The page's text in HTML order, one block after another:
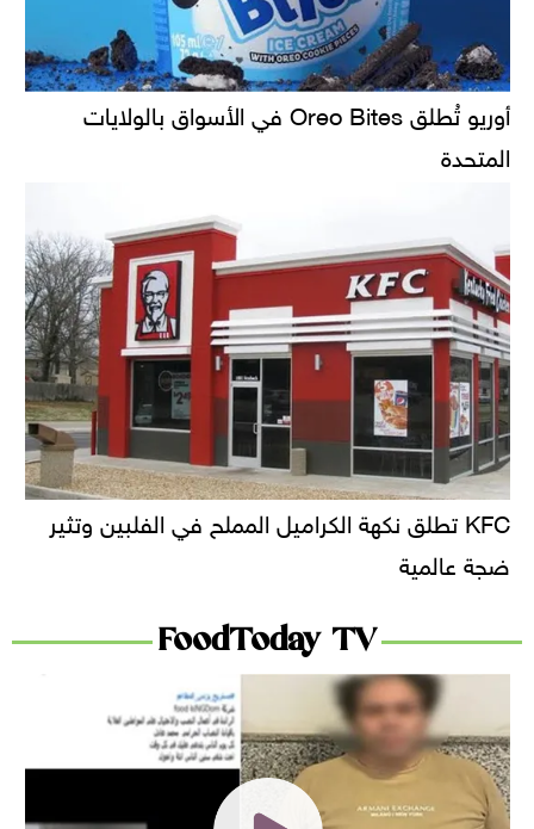
أوريو تُطلق Oreo Bites في الأسواق بالولايات
المتحدة
KFC تطلق نكهة الكراميل المملح في الفلبين وتثير
ضجة عالمية
FoodToday TV